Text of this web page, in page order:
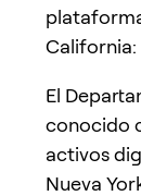
California:
El
conocido
activos
Nueva